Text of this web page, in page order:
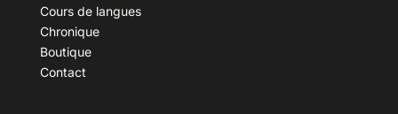
Cours de langues
Chronique
Boutique
Contact